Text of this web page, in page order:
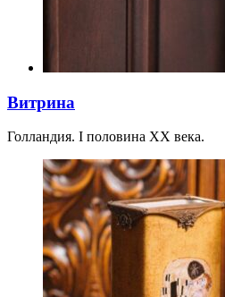
Витрина
Голландия. I половина XX века.